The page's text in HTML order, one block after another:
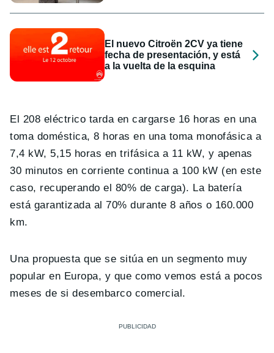
El nuevo Citroën 2CV ya tiene
fecha de presentación, y está
a la vuelta de la esquina
El 208 eléctrico tarda en cargarse 16 horas en una
toma doméstica, 8 horas en una toma monofásica a
7,4 kW, 5,15 horas en trifásica a 11 kW, y apenas
30 minutos en corriente continua a 100 kW (en este
caso, recuperando el 80% de carga). La batería
está garantizada al 70% durante 8 años o 160.000
km.
Una propuesta que se sitúa en un segmento muy
popular en Europa, y que como vemos está a pocos
meses de si desembarco comercial.